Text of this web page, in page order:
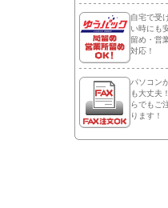
自宅で受
い時にも
留め・営
対応！
パソコン
も大丈夫
らでもご
ります！